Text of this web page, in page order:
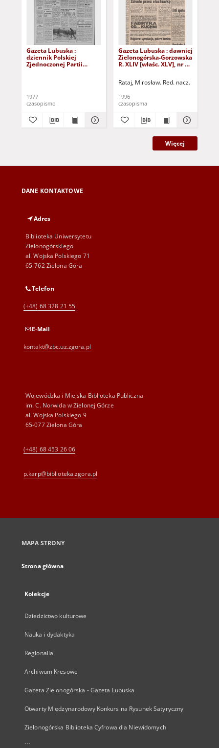
Gazeta Lubuska :
dziennik Polskiej
Zjednoczonej Partii
1977
czasopismo
Gazeta Lubuska : dawniej
Zielonogórska-Gorzowska
R. XLIV [właśc. XLV], nr 52
Rataj, Mirosław. Red. nacz.
1996
czasopisma
Więcej
DANE KONTAKTOWE
Adres
Biblioteka Uniwersytetu
Zielonogórskiego
al. Wojska Polskiego 71
65-762 Zielona Góra
Telefon
(+48) 68 328 21 55
E-Mail
kontakt@zbc.uz.zgora.pl
Wojewódzka i Miejska Biblioteka Publiczna
im. C. Norwida w Zielonej Górze
al. Wojska Polskiego 9
65-077 Zielona Góra
(+48) 68 453 26 06
p.karp@biblioteka.zgora.pl
MAPA STRONY
Strona główna
Kolekcje
Dziedzictwo kulturowe
Nauka i dydaktyka
Regionalia
Archiwum Kresowe
Gazeta Zielonogórska - Gazeta Lubuska
Otwarty Międzynarodowy Konkurs na Rysunek Satyryczny
Zielonogórska Biblioteka Cyfrowa dla Niewidomych
...